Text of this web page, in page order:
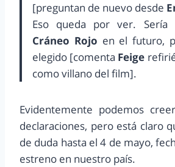
[preguntan de nuevo desde
Eso queda por ver.
Cráneo Rojo en el futuro,
elegido [comenta Feige
como villano del film].
Evidentemente podemos
declaraciones, pero está claro
de duda hasta el 4 de mayo,
estreno en nuestro país.